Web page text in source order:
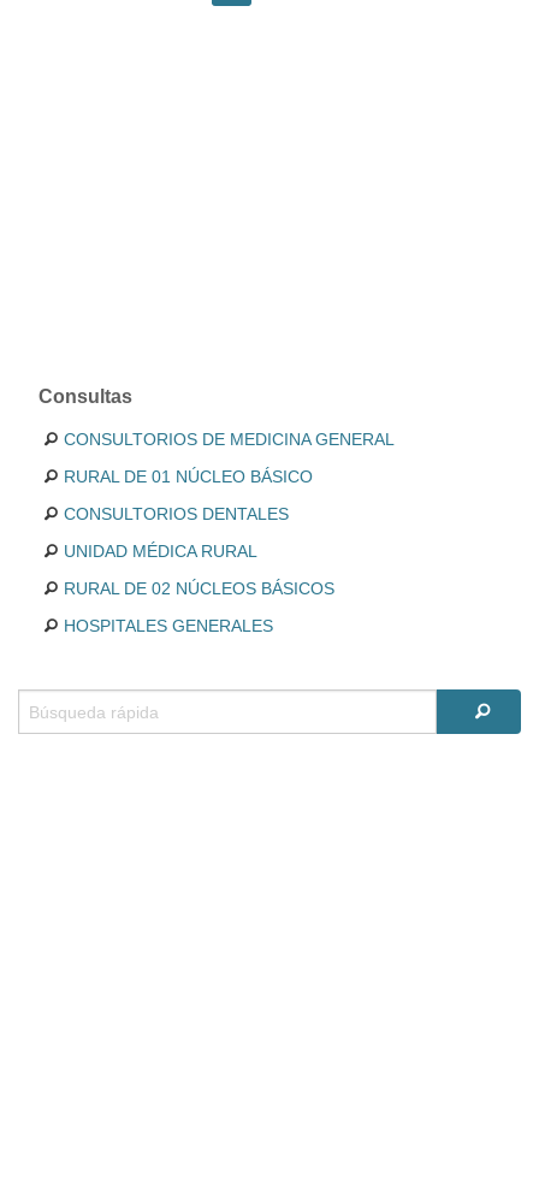
Consultas
CONSULTORIOS DE MEDICINA GENERAL
RURAL DE 01 NÚCLEO BÁSICO
CONSULTORIOS DENTALES
UNIDAD MÉDICA RURAL
RURAL DE 02 NÚCLEOS BÁSICOS
HOSPITALES GENERALES